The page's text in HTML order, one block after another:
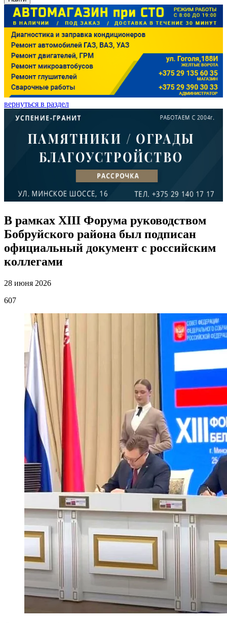
вернуться в раздел
В рамках XIII Форума руководством
Бобруйского района был подписан
официальный документ с российским
коллегами
28 июня 2026
607